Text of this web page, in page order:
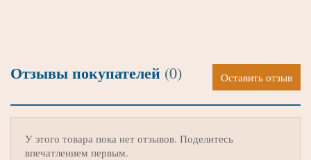
Отзывы покупателей (0) Оставить отзыв
У этого товара пока нет отзывов. Поделитесь
впечатлением первым.